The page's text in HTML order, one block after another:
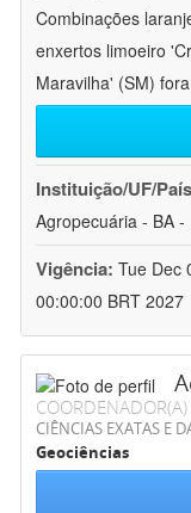
Combinações
enxertos limoeiro
Maravilha' (SM)
Instituição/UF/
Agropecuária - BA -
Vigência: Tue Dec
00:00:00 BRT 2027
COORDENADOR(A)
CIÊNCIAS EXATAS E
Geociências